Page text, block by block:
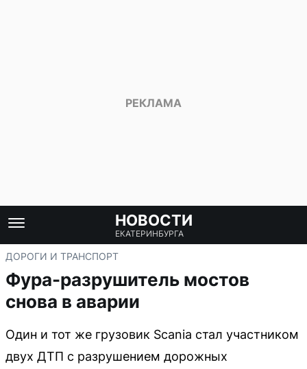
НОВОСТИ
ЕКАТЕРИНБУРГА
ДОРОГИ И ТРАНСПОРТ
Фура-разрушитель мостов
снова в аварии
Один и тот же грузовик Scania стал участником
двух ДТП с разрушением дорожных